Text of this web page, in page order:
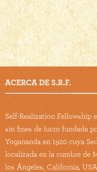
ACERCA DE S.R.F.
Self-Realization Fellowship
sin fines de lucro fundada
Yogananda en 1920 cuya
localizada en la cumbre de
los Ángeles, California,